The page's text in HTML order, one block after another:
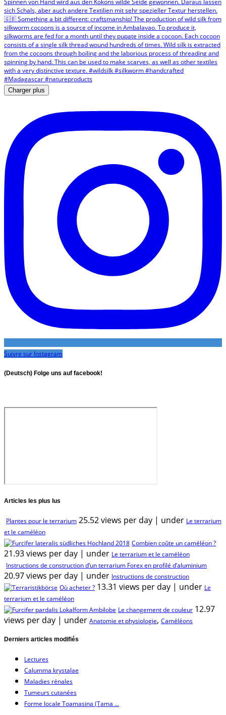
Charger plus
Suivre sur Instagram
(Deutsch) Folge uns auf facebook!
Articles les plus lus
Plantes pour le terrarium 25.52 views per day | under Le terrarium
et le caméléon
Combien coûte un caméléon ?
21.93 views per day | under Le terrarium et le caméléon
Instructions de construction d’un terrarium Forex en profilé d’aluminium
20.97 views per day | under Instructions de construction
Où acheter ? 13.31 views per day | under Le
terrarium et le caméléon
Le changement de couleur 12.97
views per day | under Anatomie et physiologie, Caméléons
Derniers articles modifiés
Lectures
Calumma krystalae
Maladies rénales
Tumeurs cutanées
Forme locale Toamasina (Tama ...